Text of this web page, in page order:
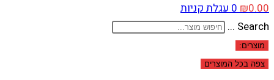
₪0.00
0עגלת קניות
Search ...
מוצרים:
צפה בכל המוצרים